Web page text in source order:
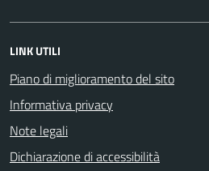
LINK UTILI
Piano di miglioramento del sito
Informativa privacy
Note legali
Dichiarazione di accessibilità